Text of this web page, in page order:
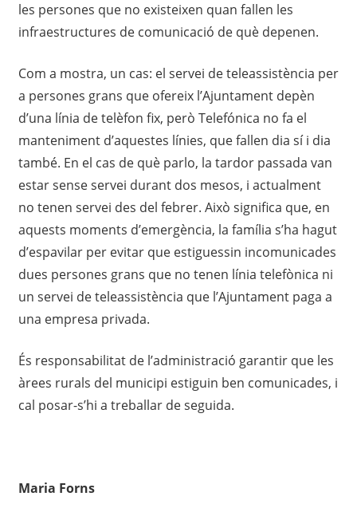
les persones que no existeixen quan fallen les
infraestructures de comunicació de què depenen.
Com a mostra, un cas: el servei de teleassistència per
a persones grans que ofereix l’Ajuntament depèn
d’una línia de telèfon fix, però Telefónica no fa el
manteniment d’aquestes línies, que fallen dia sí i dia
també. En el cas de què parlo, la tardor passada van
estar sense servei durant dos mesos, i actualment
no tenen servei des del febrer. Això significa que, en
aquests moments d’emergència, la família s’ha hagut
d’espavilar per evitar que estiguessin incomunicades
dues persones grans que no tenen línia telefònica ni
un servei de teleassistència que l’Ajuntament paga a
una empresa privada.
És responsabilitat de l’administració garantir que les
àrees rurals del municipi estiguin ben comunicades, i
cal posar-s’hi a treballar de seguida.
Maria Forns